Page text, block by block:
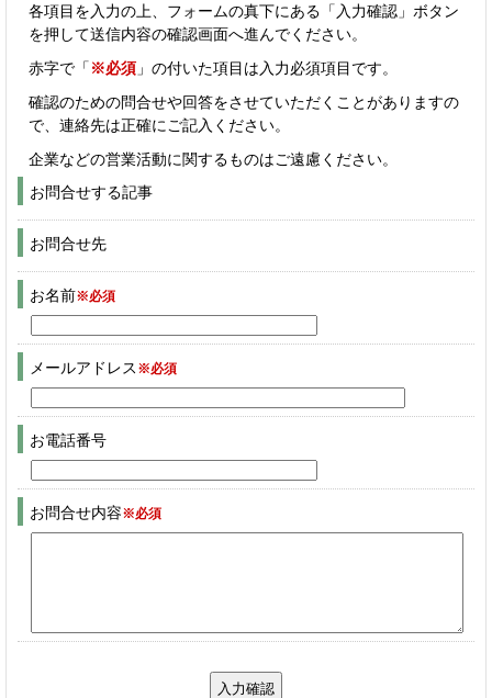
各項目を入力の上、フォームの真下にある「入力確認」ボタン
を押して送信内容の確認画面へ進んでください。
赤字で「 ※必須 」の付いた項目は入力必須項目です。
確認のための問合せや回答をさせていただくことがありますの
で、連絡先は正確にご記入ください。
企業などの営業活動に関するものはご遠慮ください。
お問合せする記事
お問合せ先
お名前※必須
メールアドレス ※必須
お電話番号
お問合せ内容※必須